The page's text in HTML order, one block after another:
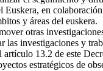
Euskera, en
y áreas del euskera.
otras
las investigaciones y
artículo 13.2 de este
estratégicos de